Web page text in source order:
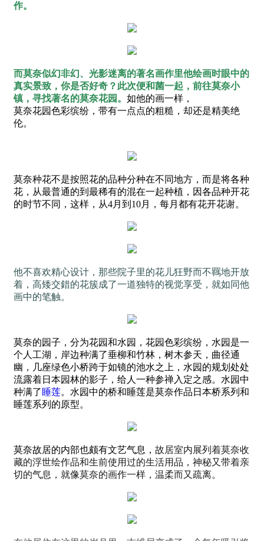
作。
而莫奈似幻非幻、光影迷离的著名画作里他绘画时眼中的
真实景致，你是否好奇？此次便和菌一起，前往莫奈小
镇，寻找著名的莫奈花园。 如他的画一样，
莫奈花园色彩缤纷， 带有一点点的粗糙， 却还是精美绝
伦。
莫奈种花不是按照花的品种分种在不同地方，而是将各种
花，从最普通的到最稀有的混在一起种植，因各品种开花
的时节不同，这样，从4月到10月，每月都有花开花谢。
他不喜欢精心设计， 那些院子里的花儿狂野而不羈地开放
着， 高矮交錯的花簇成了一道独特的视觉享受， 就如同他
画中的笔触。
莫奈的园子，分为花园和水园，花园色彩缤纷，水园是一
个人工湖，岸边种满了垂柳和竹林，树木参天，曲径通
幽，几座绿色小桥跨于如镜的池水之上，水园的规划处处
流露着日本园林的影子，给人一种参禅入定之感。水园中
种满了睡莲。水园中的桥和睡莲是莫奈作品日本桥系列和
睡莲系列的原型。
莫奈故居的内部也颇有文艺气息， 故居室内展列着莫奈收
藏的浮世绘作品和生前使用过的生活用品，神秘又带着亲
切的气息，就像莫奈的画作一样，温柔而又疏离。